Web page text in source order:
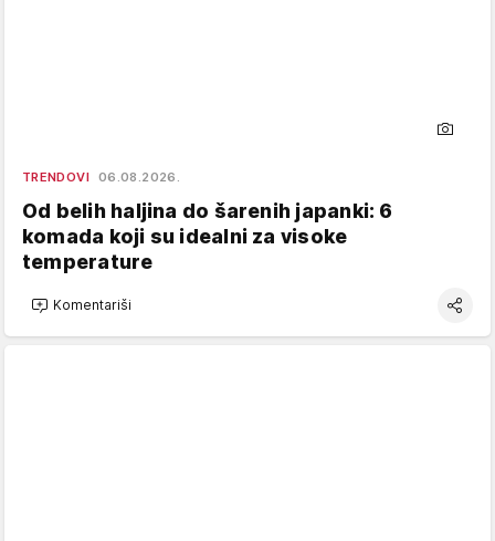
TRENDOVI 06.08.2026.
Od belih haljina do šarenih japanki: 6
komada koji su idealni za visoke
temperature
Komentariši